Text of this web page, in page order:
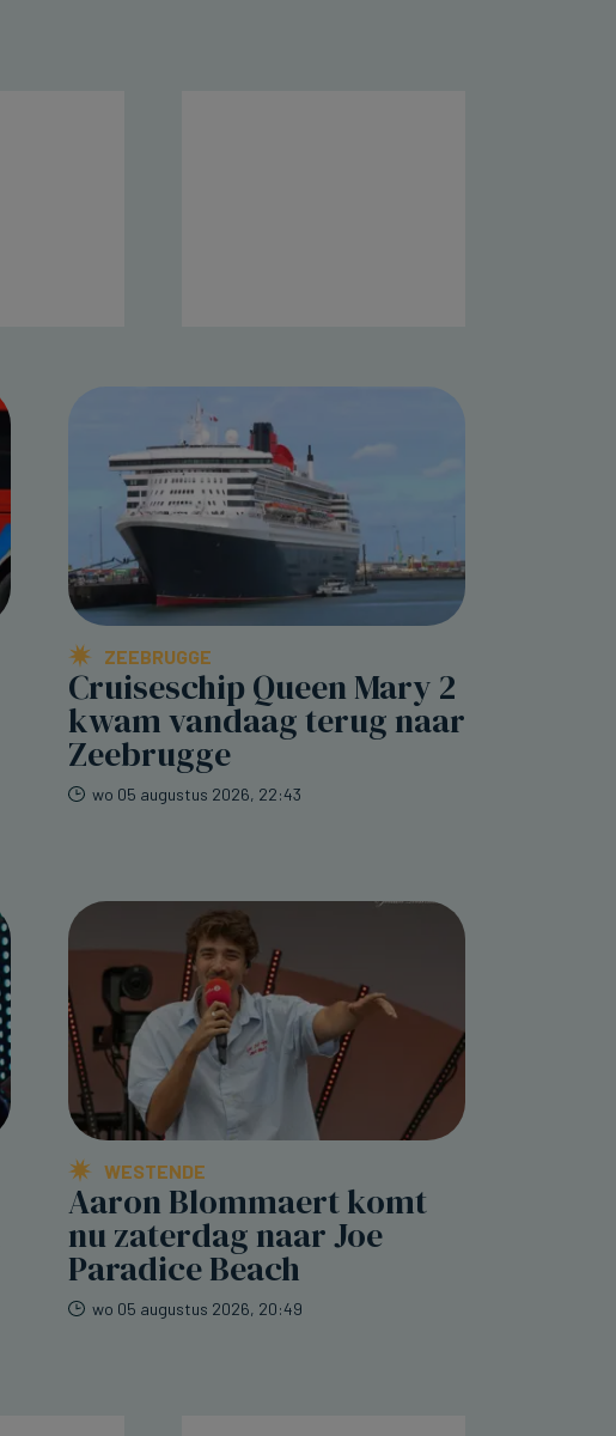
ZEEBRUGGE
Cruiseschip Queen Mary 2
kwam vandaag terug naar
Zeebrugge
wo 05 augustus 2026, 22:43
WESTENDE
Aaron Blommaert komt
nu zaterdag naar Joe
Paradice Beach
wo 05 augustus 2026, 20:49